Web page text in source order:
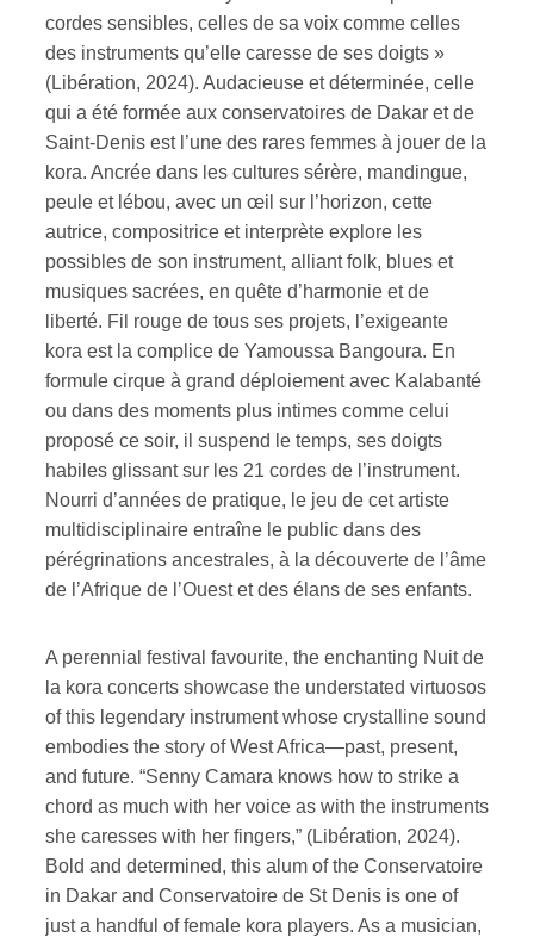
cordes sensibles, celles de sa voix comme celles
des instruments qu’elle caresse de ses doigts »
(Libération, 2024). Audacieuse et déterminée, celle
qui a été formée aux conservatoires de Dakar et de
Saint-Denis est l’une des rares femmes à jouer de la
kora. Ancrée dans les cultures sérère, mandingue,
peule et lébou, avec un œil sur l’horizon, cette
autrice, compositrice et interprète explore les
possibles de son instrument, alliant folk, blues et
musiques sacrées, en quête d’harmonie et de
liberté. Fil rouge de tous ses projets, l’exigeante
kora est la complice de Yamoussa Bangoura. En
formule cirque à grand déploiement avec Kalabanté
ou dans des moments plus intimes comme celui
proposé ce soir, il suspend le temps, ses doigts
habiles glissant sur les 21 cordes de l’instrument.
Nourri d’années de pratique, le jeu de cet artiste
multidisciplinaire entraîne le public dans des
pérégrinations ancestrales, à la découverte de l’âme
de l’Afrique de l’Ouest et des élans de ses enfants.
A perennial festival favourite, the enchanting Nuit de
la kora concerts showcase the understated virtuosos
of this legendary instrument whose crystalline sound
embodies the story of West Africa—past, present,
and future. “Senny Camara knows how to strike a
chord as much with her voice as with the instruments
she caresses with her fingers,” (Libération, 2024).
Bold and determined, this alum of the Conservatoire
in Dakar and Conservatoire de St Denis is one of
just a handful of female kora players. As a musician,